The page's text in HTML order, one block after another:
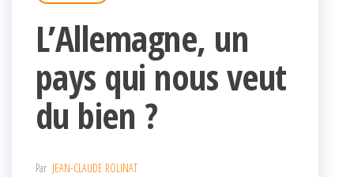
L’Allemagne, un
pays qui nous veut
du bien ?
Par JEAN-CLAUDE ROLINAT